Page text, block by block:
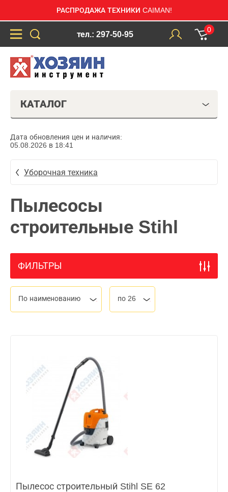
РАСПРОДАЖА ТЕХНИКИ CAIMAN!
тел.: 297-50-95
0
КАТАЛОГ
Дата обновления цен и наличия:
05.08.2026 в 18:41
Уборочная техника
Пылесосы
строительные Stihl
ФИЛЬТРЫ
По наименованию по 26
Пылесос строительный Stihl SE 62